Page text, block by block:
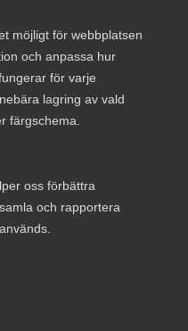
möjligt för webbplatsen
och anpassa hur
för varje
lagring av vald
färgschema.
oss förbättra
och rapportera